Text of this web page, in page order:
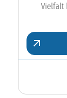
Vielfalt